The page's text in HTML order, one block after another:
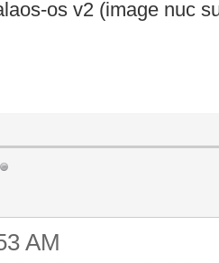
os v2 (image nuc
AM